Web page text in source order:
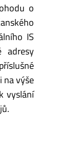
o
IS
adresy
na výše
vyslání